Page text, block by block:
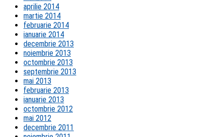
aprilie 2014
martie 2014
februarie 2014
ianuarie 2014
decembrie 2013
noiembrie 2013
octombrie 2013
septembrie 2013
mai 2013
februarie 2013
ianuarie 2013
octombrie 2012
mai 2012
decembrie 2011